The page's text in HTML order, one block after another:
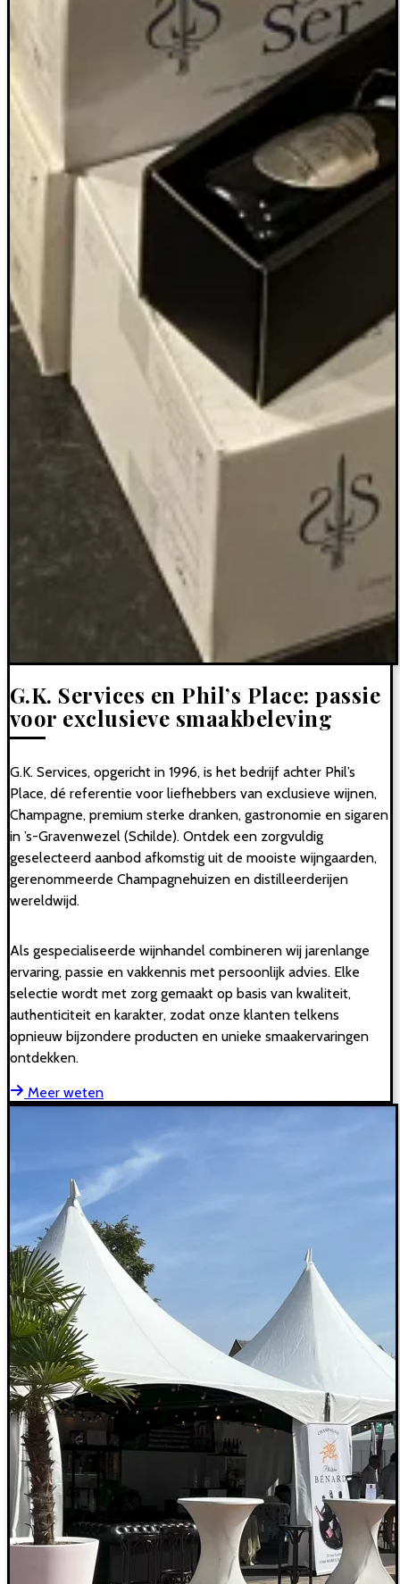
G.K. Services en Phil’s Place: passie
voor exclusieve smaakbeleving
G.K. Services, opgericht in 1996, is het bedrijf achter Phil’s
Place, dé referentie voor liefhebbers van exclusieve wijnen,
Champagne, premium sterke dranken, gastronomie en sigaren
in ’s-Gravenwezel (Schilde). Ontdek een zorgvuldig
geselecteerd aanbod afkomstig uit de mooiste wijngaarden,
gerenommeerde Champagnehuizen en distilleerderijen
wereldwijd.
Als gespecialiseerde wijnhandel combineren wij jarenlange
ervaring, passie en vakkennis met persoonlijk advies. Elke
selectie wordt met zorg gemaakt op basis van kwaliteit,
authenticiteit en karakter, zodat onze klanten telkens
opnieuw bijzondere producten en unieke smaakervaringen
ontdekken.
Meer weten